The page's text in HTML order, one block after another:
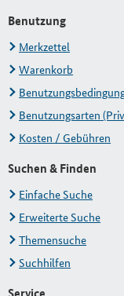
Benutzung
Merkzettel
Warenkorb
Benutzungsarten
Kosten / Gebühren
Suchen & Finden
Einfache Suche
Erweiterte Suche
Themensuche
Suchhilfen